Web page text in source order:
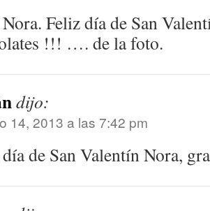
Feliz día de San
!!! …. de la foto.
dijo:
14, 2013 a las 7:42 pm
de San Valentín Nora,